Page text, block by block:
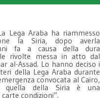
Lega Araba ha riammesso
la Siria, dopo averla
fa a causa della dura
rivolte messa in atto dal
al-Assad. Lo hanno deciso i
della Lega Araba durante
convocata al Cairo,
quella della Siria è una
condizioni”.